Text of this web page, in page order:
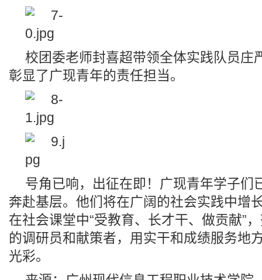
校团委老师封喜超带领全体实践队员庄
彰显了广现青年的责任担当。
号角已响，出征在即！广现青年学子们
奔赴基层。他们将在广阔的社会实践中增
在社会课堂中“受教育、长才干、做贡献”
的调研员和献策者，用实干和成绩服务地
光彩。